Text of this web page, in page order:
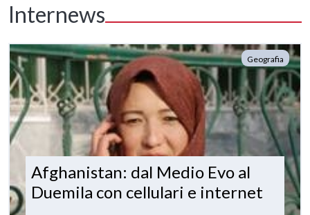
Internews
Geografia
Afghanistan: dal Medio Evo al
Duemila con cellulari e internet